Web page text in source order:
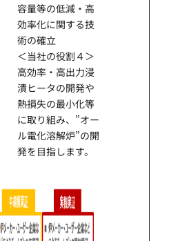
容量等の低減・⾼
効率化に関する技
術の確⽴
＜当社の役割４＞
高効率・高出力浸
漬ヒータの開発や
熱損失の最小化等
に取り組み、”オー
ル電化溶解炉”の開
発を目指します。